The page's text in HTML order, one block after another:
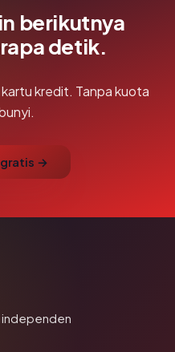
berikutnya
detik.
kredit. Tanpa kuota
gratis →
independen